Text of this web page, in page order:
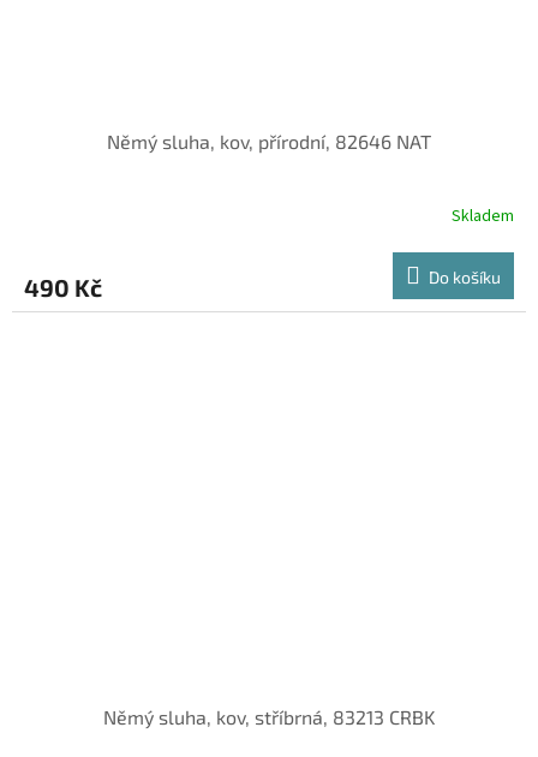
Němý sluha, kov, přírodní, 82646 NAT
Skladem
490 Kč Do košíku
Němý sluha, kov, stříbrná, 83213 CRBK